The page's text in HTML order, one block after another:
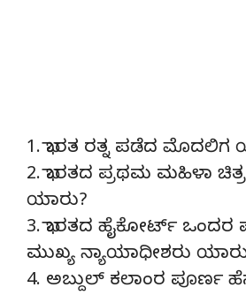
1. ಭಾರತ ರತ್ನ ಪಡೆದ ಮೊದಲಿಗ
2. ಭಾರತದ ಪ್ರಥಮ ಮಹಿಳಾ
ಯಾರು?
3. ಭಾರತದ ಹೈಕೋರ್ಟ್
ಮುಖ್ಯ ನ್ಯಾಯಾಧೀಶರು
4. ಅಬ್ದುಲ್ ಕಲಾಂರ ಪೂರ್ಣ